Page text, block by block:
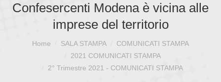
ASSOCIAZIONE
ISCRIZIONE E VANTAGGI
CATEGORIE SINDACALI
Confesercenti Modena è vicina alle
imprese del territorio
Sei qui:Home SALA STAMPA
COMUNICATI STAMPA
2021 COMUNICATI STAMPA
2° Trimestre 2021 - COMUNICATI STAMPA